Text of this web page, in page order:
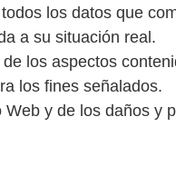
los datos que
a su situación real.
los aspectos
los fines señalados.
y de los daños y